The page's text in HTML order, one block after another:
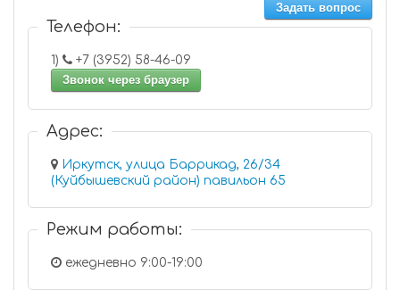
Задать вопрос
Телефон:
1)
+7 (3952) 58-46-09
Звонок через браузер
Адрес:
Иркутск, улица Баррикад, 26/34
(Куйбышевский район) павильон 65
Режим работы:
ежедневно 9:00-19:00